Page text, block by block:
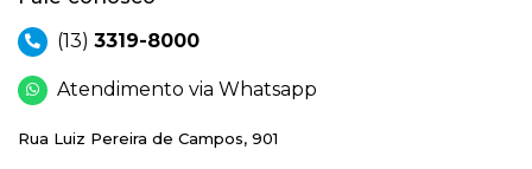
(13) 3319-8000
Atendimento via Whatsapp
Rua Luiz Pereira de Campos, 901